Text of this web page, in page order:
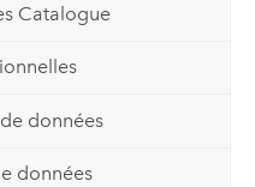
Catalogue
données
données